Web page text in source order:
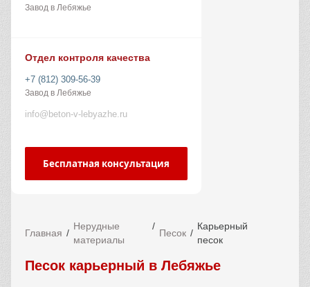
Завод в Лебяжье
Отдел контроля качества
+7 (812) 309-56-39
Завод в Лебяжье
info@beton-v-lebyazhe.ru
Бесплатная консультация
Главная
Нерудные
материалы
Песок
Карьерный
песок
Песок карьерный в Лебяжье